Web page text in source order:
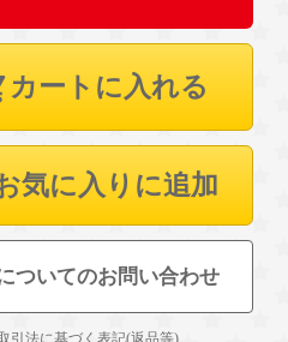
カートに入れる
気に入りに追加
ついてのお問い合わせ
引法に基づく表記(返品等)